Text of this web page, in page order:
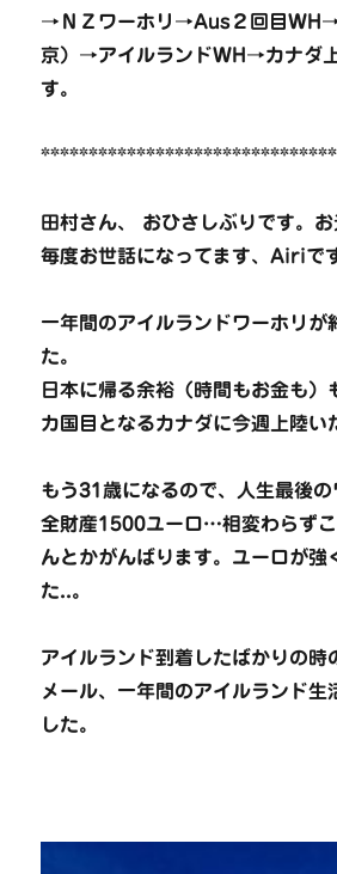
→ＮＺワーホリ→Aus２回目
京）→アイルランドWH→カナダ
す。
田村さん、 おひさしぶりです。
毎度お世話になってます、Airiで
一年間のアイルランドワーホリが
た。
日本に帰る余裕（時間もお金も）
カ国目となるカナダに今週上陸い
もう31歳になるので、人生最後の
全財産1500ユーロ…相変わらず
んとかがんばります。ユーロが強
た..。
アイルランド到着したばかりの時
メール、一年間のアイルランド生
した。